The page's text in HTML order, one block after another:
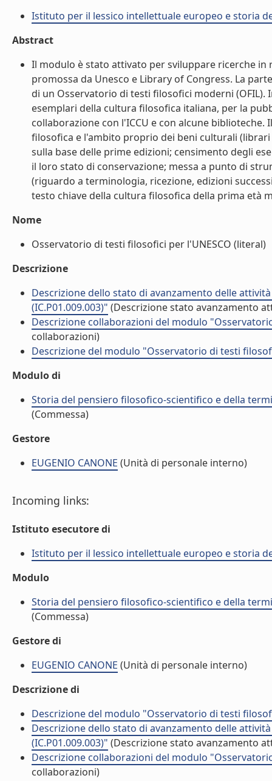
Istituto per il lessico intellettuale europeo e storia
Abstract
Il modulo è stato attivato per sviluppare ricerche in
promossa da Unesco e Library of Congress. La
di un Osservatorio di testi filosofici moderni
esemplari della cultura filosofica italiana, per la
collaborazione con l'ICCU e con alcune
filosofica e l'ambito proprio dei beni culturali
sulla base delle prime edizioni; censimento degli
il loro stato di conservazione; messa a punto di
(riguardo a terminologia, ricezione, edizioni
testo chiave della cultura filosofica della prima età
Nome
Osservatorio di testi filosofici per l'UNESCO (literal)
Descrizione
Descrizione dello stato di avanzamento delle
(IC.P01.009.003)" (Descrizione stato avanzamento
Descrizione collaborazioni del modulo
collaborazioni)
Descrizione del modulo "Osservatorio di testi
Modulo di
Storia del pensiero filosofico-scientifico e della
(Commessa)
Gestore
EUGENIO CANONE (Unità di personale interno)
Incoming links:
Istituto esecutore di
Istituto per il lessico intellettuale europeo e storia
Modulo
Storia del pensiero filosofico-scientifico e della
(Commessa)
Gestore di
EUGENIO CANONE (Unità di personale interno)
Descrizione di
Descrizione del modulo "Osservatorio di testi
Descrizione dello stato di avanzamento delle
(IC.P01.009.003)" (Descrizione stato avanzamento
Descrizione collaborazioni del modulo
collaborazioni)